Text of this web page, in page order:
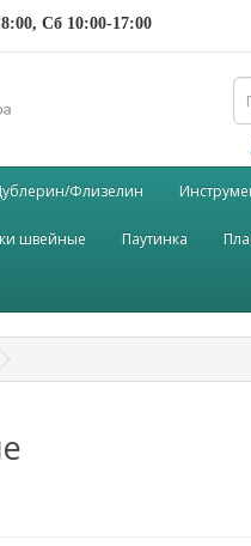
Сб 10:00-17:00
Флизелин
швейные Паутинка